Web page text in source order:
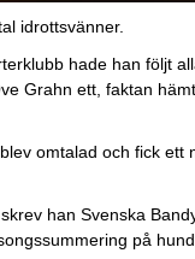
idrottsvänner.
hade han följt
Grahn ett, faktan
omtalad och fick ett
han Svenska
på